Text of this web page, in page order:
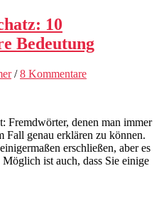
10
Bedeutung
/ 8 Kommentare
Fremdwörter, denen man immer
Fall genau erklären zu können.
erschließen, aber es
ist auch, dass Sie einige